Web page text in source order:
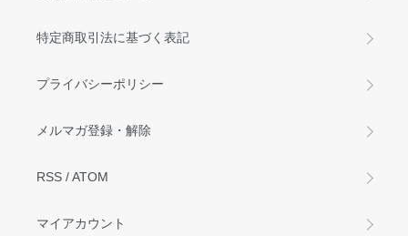
特定商取引法に基づく表記
プライバシーポリシー
メルマガ登録・解除
RSS /ATOM
マイアカウント